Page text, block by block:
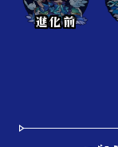
進化前